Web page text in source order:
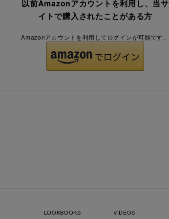
以前Amazonアカウントを利用し、当サ
イトで購入されたことがある方
Amazonアカウントを利用してログインが可能です。
LOOKBOOKS VIDEOS